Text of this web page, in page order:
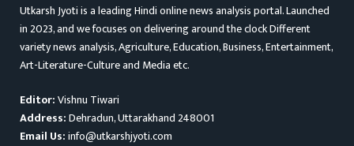
Utkarsh Jyoti is a leading Hindi online news analysis portal. Launched
in 2023, and we focuses on delivering around the clock Different
variety news analysis, Agriculture, Education, Business, Entertainment,
Art-Literature-Culture and Media etc.
Editor:Vishnu Tiwari
Address:Dehradun, Uttarakhand 248001
Email Us:info@utkarshjyoti.com